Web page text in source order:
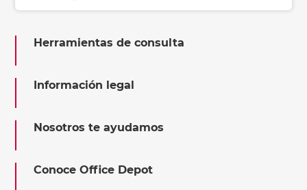
Herramientas de consulta
Información legal
Nosotros te ayudamos
Conoce Office Depot